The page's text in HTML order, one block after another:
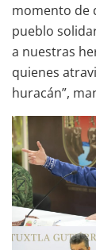
momento de
pueblo
a nuestras
quienes
huracán”,